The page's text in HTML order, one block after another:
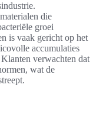
die
groei
is vaak gericht op het
accumulaties
verwachten dat
wat de